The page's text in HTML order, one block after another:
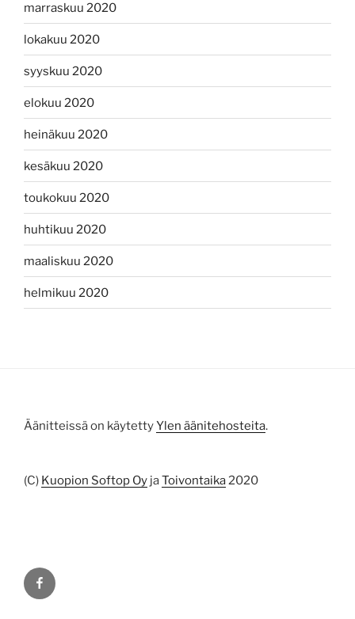
marraskuu 2020
lokakuu 2020
syyskuu 2020
elokuu 2020
heinäkuu 2020
kesäkuu 2020
toukokuu 2020
huhtikuu 2020
maaliskuu 2020
helmikuu 2020
Äänitteissä on käytettyYlen äänitehosteita.
(C) Kuopion Softop Oy jaToivontaika2020
Facebook